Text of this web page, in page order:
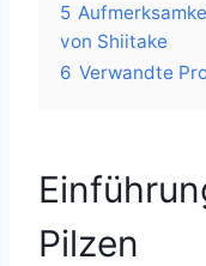
5
von Shiitake
6 Verwandte
Pilzen